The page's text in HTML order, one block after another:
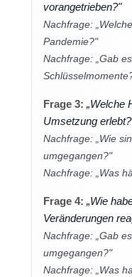
vorangetrieben?"
Nachfrage:
Pandemie?"
Nachfrage: „Gab
Frage 3: „Welche
Umsetzung
Nachfrage: „Wie
umgegangen?"
Nachfrage: „Was
Frage 4: „Wie
Veränderungen
Nachfrage: „Gab
umgegangen?"
Nachfrage: „Was